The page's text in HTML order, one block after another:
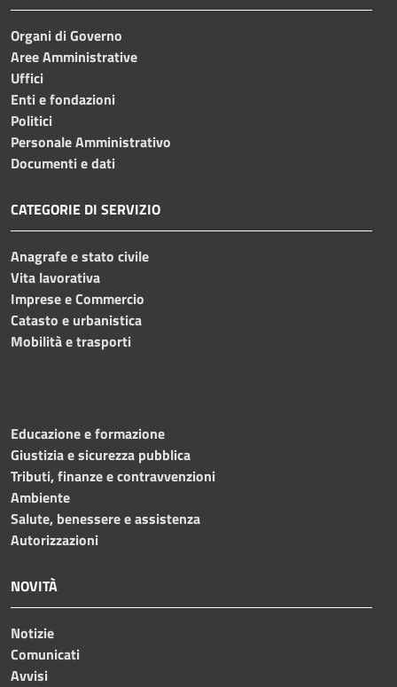
Organi di Governo
Aree Amministrative
Uffici
Enti e fondazioni
Politici
Personale Amministrativo
Documenti e dati
CATEGORIE DI SERVIZIO
Anagrafe e stato civile
Vita lavorativa
Imprese e Commercio
Catasto e urbanistica
Mobilità e trasporti
Educazione e formazione
Giustizia e sicurezza pubblica
Tributi, finanze e contravvenzioni
Ambiente
Salute, benessere e assistenza
Autorizzazioni
NOVITÀ
Notizie
Comunicati
Avvisi